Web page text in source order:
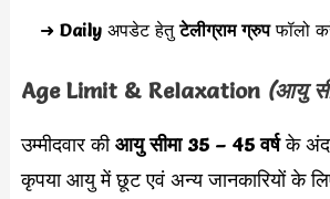
➜ Daily अपडेट हेतुटेलीग्राम ग्रुपफॉलो
Age Limit & Relaxation (आयु
उम्मीदवार कीआयु सीमा 35 – 45 वर्षके अंदर
कृपया आयु में छूट एवं अन्य जानकारियों के